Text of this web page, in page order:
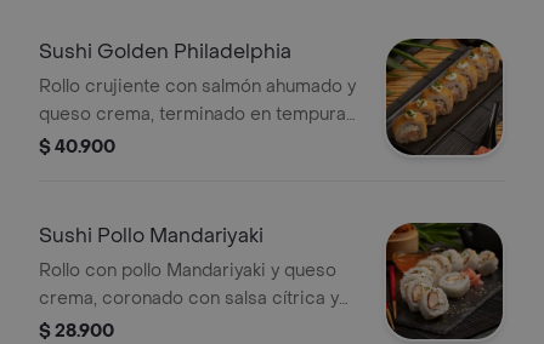
Sushi Golden Philadelphia
Rollo crujiente con salmón ahumado y
queso crema, terminado en tempura y
bañado en anguila glaseada, con un
$ 40.900
Sushi Pollo Mandariyaki
Rollo con pollo Mandariyaki y queso
crema, coronado con salsa cítrica y
mayonesa sriracha suave. Un bocado
$ 28.900